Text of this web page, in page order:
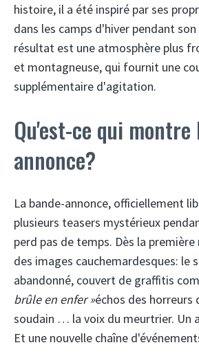
histoire, il a été inspiré par ses
dans les camps d'hiver pendant
résultat est une atmosphère plus
et montagneuse, qui fournit une
supplémentaire d'agitation.
Qu'est-ce qui montre
annonce?
La bande-annonce, officiellement
plusieurs teasers mystérieux
perd pas de temps. Dès la
des images cauchemardesques: le
abandonné, couvert de graffitis
brûle en enfer »échos des horreurs
soudain … la voix du meurtrier. Un
Et une nouvelle chaîne